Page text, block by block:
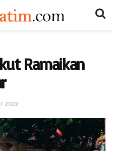
Ramaikan
2022